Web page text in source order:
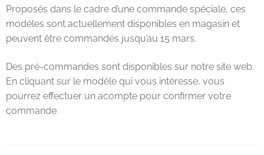
Magnanni Chaussures Genève
Paolo Scafora
Proposés dans le cadre d’une commande spéciale, ces
modèles sont actuellement disponibles en magasin et
peuvent être commandés jusqu’au 15 mars.
Des pré-commandes sont disponibles sur notre site web.
En cliquant sur le modèle qui vous intéresse, vous
pourrez effectuer un acompte pour confirmer votre
commande.